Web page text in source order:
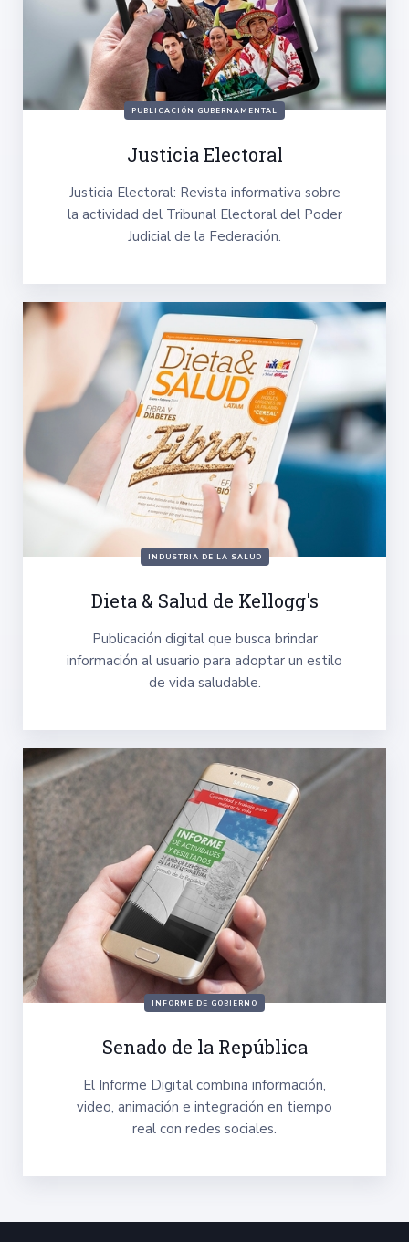
PUBLICACIÓN GUBERNAMENTAL
Justicia Electoral
Justicia Electoral: Revista informativa sobre
la actividad del Tribunal Electoral del Poder
Judicial de la Federación.
INDUSTRIA DE LA SALUD
Dieta & Salud de Kellogg's
Publicación digital que busca brindar
información al usuario para adoptar un estilo
de vida saludable.
INFORME DE GOBIERNO
Senado de la República
El Informe Digital combina información,
video, animación e integración en tiempo
real con redes sociales.